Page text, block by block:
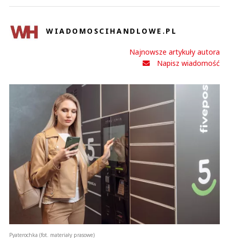
WIADOMOSCIHANDLOWE.PL
Najnowsze artykuły autora
Napisz wiadomość
Pyaterochka (fot. materiały prasowe)